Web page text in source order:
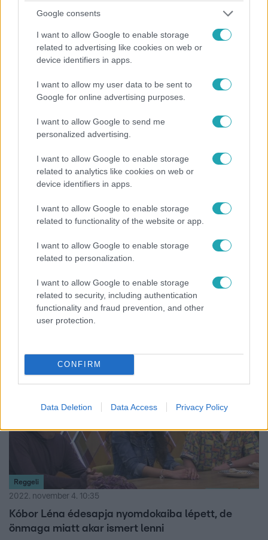
Google consents
I want to allow Google to enable storage
related to advertising like cookies on web or
device identifiers in apps.
I want to allow my user data to be sent to
Google for online advertising purposes.
I want to allow Google to send me
personalized advertising.
I want to allow Google to enable storage
related to analytics like cookies on web or
device identifiers in apps.
I want to allow Google to enable storage
related to functionality of the website or app.
I want to allow Google to enable storage
related to personalization.
I want to allow Google to enable storage
related to security, including authentication
functionality and fraud prevention, and other
user protection.
CONFIRM
Data Deletion Data Access Privacy Policy
A Békét és reménységet című dalát fogja előadni az év
világháborús történetéről, a most dúló háborúról, Kóbor
János hiányáról, Berzsenyi gimnáziumos múltjáról és a
polgári engedetlenség miatt kirúgott tanárokról is
beszélgettünk, de szóba kerültek a német és francia
lemezei is. Meg egy angol album, amiről ő se tudott.
haladtával sem múlik
Ma egy éve halt meg Kóbor János, felesége elárulta,
hogyan emlékezik meg Mecky haláláról.
Reggeli
2022. november 4. 10:35
Kóbor Léna édesapja nyomdokaiba lépett, de
önmaga miatt akar ismert lenni